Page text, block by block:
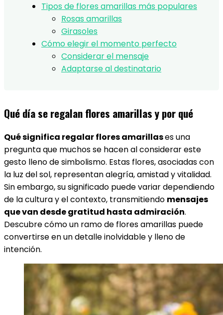
Tipos de flores amarillas más populares
Rosas amarillas
Girasoles
Cómo elegir el momento perfecto
Considerar el mensaje
Adaptarse al destinatario
Qué día se regalan flores amarillas y por qué
Qué significa regalar flores amarillases una
pregunta que muchos se hacen al considerar este
gesto lleno de simbolismo. Estas flores, asociadas con
la luz del sol, representan alegría, amistad y vitalidad.
Sin embargo, su significado puede variar dependiendo
de la cultura y el contexto, transmitiendo mensajes
que van desde gratitud hasta admiración.
Descubre cómo un ramo de flores amarillas puede
convertirse en un detalle inolvidable y lleno de
intención.